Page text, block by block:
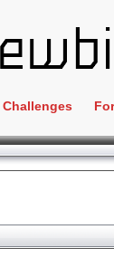
Challenges
Crackme
ClientSide
Forensics